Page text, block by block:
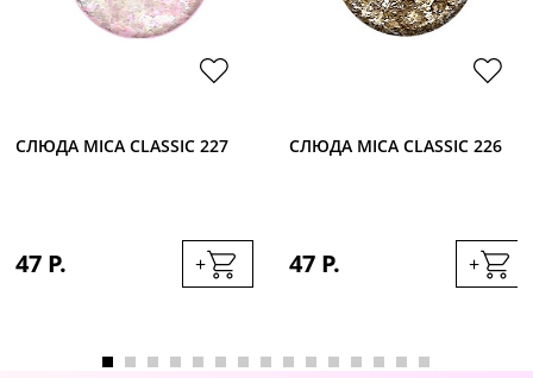
СЛЮДА MICA CLASSIC 227
47 Р. +
СЛЮДА MICA CLASSIC 226
47 Р. +